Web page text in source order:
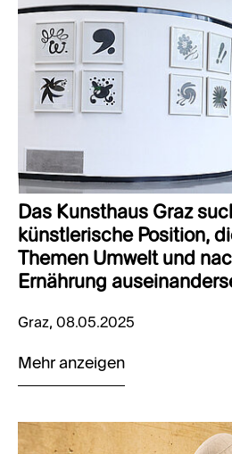
Das Kunsthaus Graz
künstlerische Position,
Themen Umwelt und
Ernährung
Graz, 08.05.2025
Mehr anzeigen